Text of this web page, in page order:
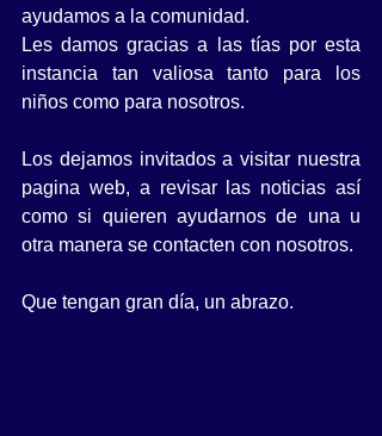
ayudamos a la comunidad.
Les damos gracias a las tías por esta
instancia tan valiosa tanto para los
niños como para nosotros.
Los dejamos invitados a visitar nuestra
pagina web, a revisar las noticias así
como si quieren ayudarnos de una u
otra manera se contacten con nosotros.
Que tengan gran día, un abrazo.